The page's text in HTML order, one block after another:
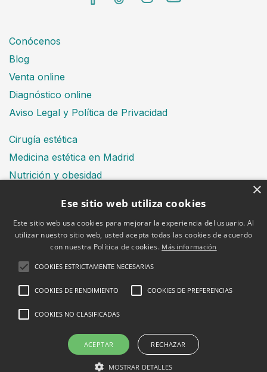
Conócenos
Blog
Venta online
Diagnóstico online
Aviso Legal y Política de Privacidad
Cirugía estética
Medicina estética en Madrid
Nutrición y obesidad
Financiación
Política de cookies
2026 © Clínica Bruselas
×
Ese sitio web utiliza cookies
Este sitio web usa cookies para mejorar la experiencia del usuario. Al
utilizar nuestro sitio web, usted acepta todas las cookies de acuerdo
con nuestra Política de cookies. Más información
COOKIES ESTRICTAMENTE NECESARIAS
COOKIES DE RENDIMIENTO COOKIES DE PREFERENCIAS
COOKIES NO CLASIFICADAS
ACEPTAR RECHAZAR
MOSTRAR DETALLES